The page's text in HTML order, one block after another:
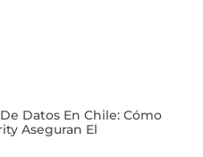
Datos En Chile: Cómo
Aseguran El